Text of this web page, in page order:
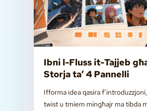
Ibni l-Fluss it-Tajjeb
Storja ta’ 4 Pannelli
Ifforma idea qasira
twist u tmiem mingħajr ma tibda